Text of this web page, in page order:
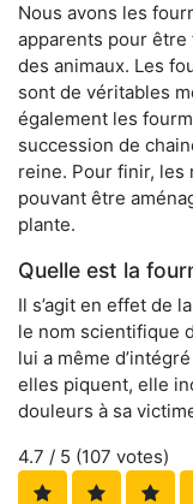
Nous avons les
apparents pour être
des animaux. Les
sont de véritables
également les
succession de
reine. Pour finir, les
pouvant être
plante.
Quelle est la
Il s’agit en effet de
le nom scientifique
lui a même
elles piquent, elle
douleurs à sa
4.7 / 5 (107 votes)